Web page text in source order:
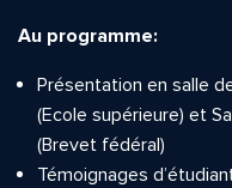
Au programme:
Présentation en salle
(Ecole supérieure) et
(Brevet fédéral)
Témoignages